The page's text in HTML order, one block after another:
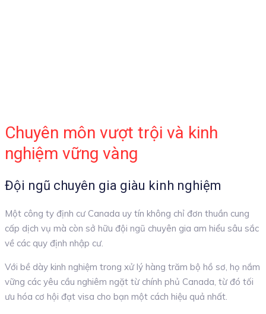
Chuyên môn vượt trội và kinh
nghiệm vững vàng
Đội ngũ chuyên gia giàu kinh nghiệm
Một công ty định cư Canada uy tín không chỉ đơn thuần cung
cấp dịch vụ mà còn sở hữu đội ngũ chuyên gia am hiểu sâu sắc
về các quy định nhập cư.
Với bề dày kinh nghiệm trong xử lý hàng trăm bộ hồ sơ, họ nắm
vững các yêu cầu nghiêm ngặt từ chính phủ Canada, từ đó tối
ưu hóa cơ hội đạt visa cho bạn một cách hiệu quả nhất.